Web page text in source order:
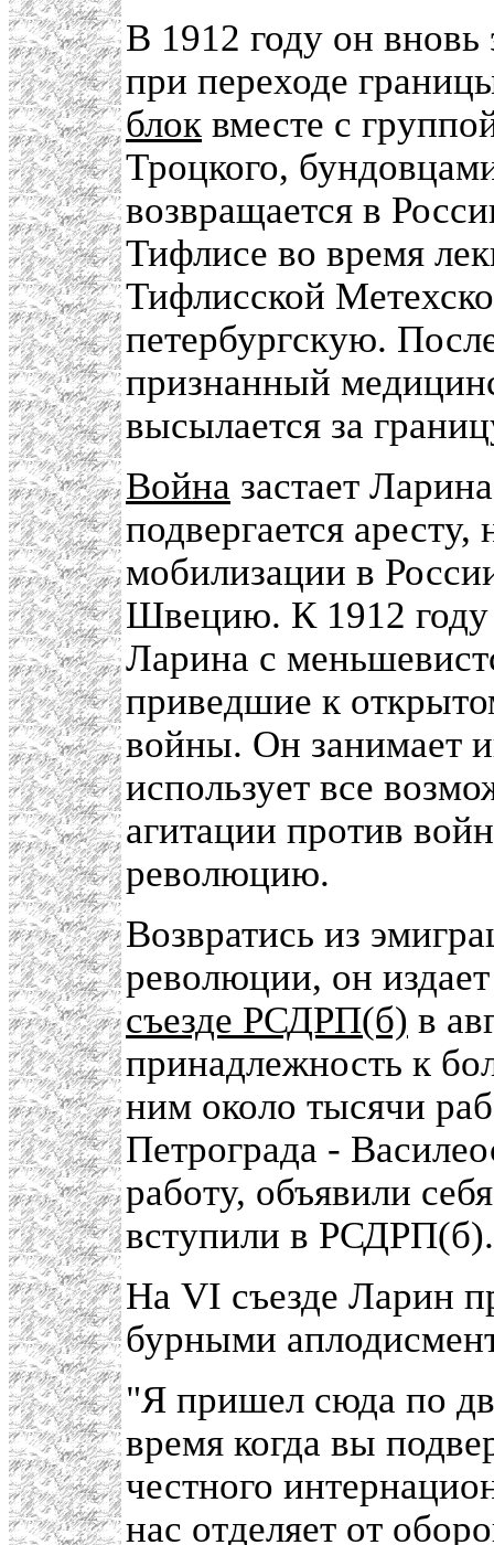
В 1912 году он вновь
при переходе
блок вместе с
Троцкого,
возвращается в
Тифлисе во время
Тифлисской
петербургскую.
признанный
высылается за
Война застает
подвергается
мобилизации в
Швецию. К 1912 году
Ларина с
приведшие к
войны. Он занимает
использует все
агитации против
революцию.
Возвратись из
революции, он
съезде РСДРП(б) в
принадлежность к
ним около тысячи
Петрограда -
работу, объявили
вступили в РСДРП(б).
На VI съезде Ларин
бурными
"Я пришел сюда по
время когда вы
честного
нас отделяет от